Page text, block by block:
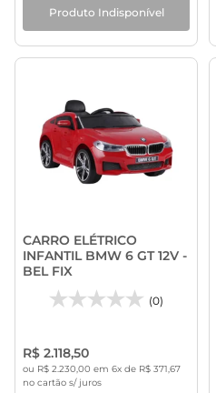
Produto Indisponível
CARRO ELÉTRICO
INFANTIL BMW 6 GT 12V -
BEL FIX
(0)
R$ 2.118,50
ou R$ 2.230,00 em 6x de R$ 371,67
no cartão s/ juros